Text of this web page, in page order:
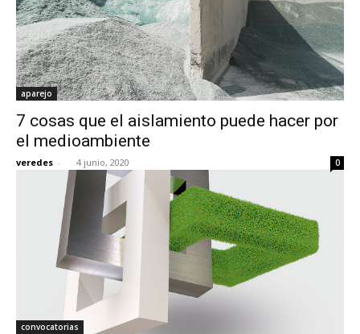
aparejo
7 cosas que el aislamiento puede hacer por
el medioambiente
veredes - 4 junio, 2020 0
convocatorias